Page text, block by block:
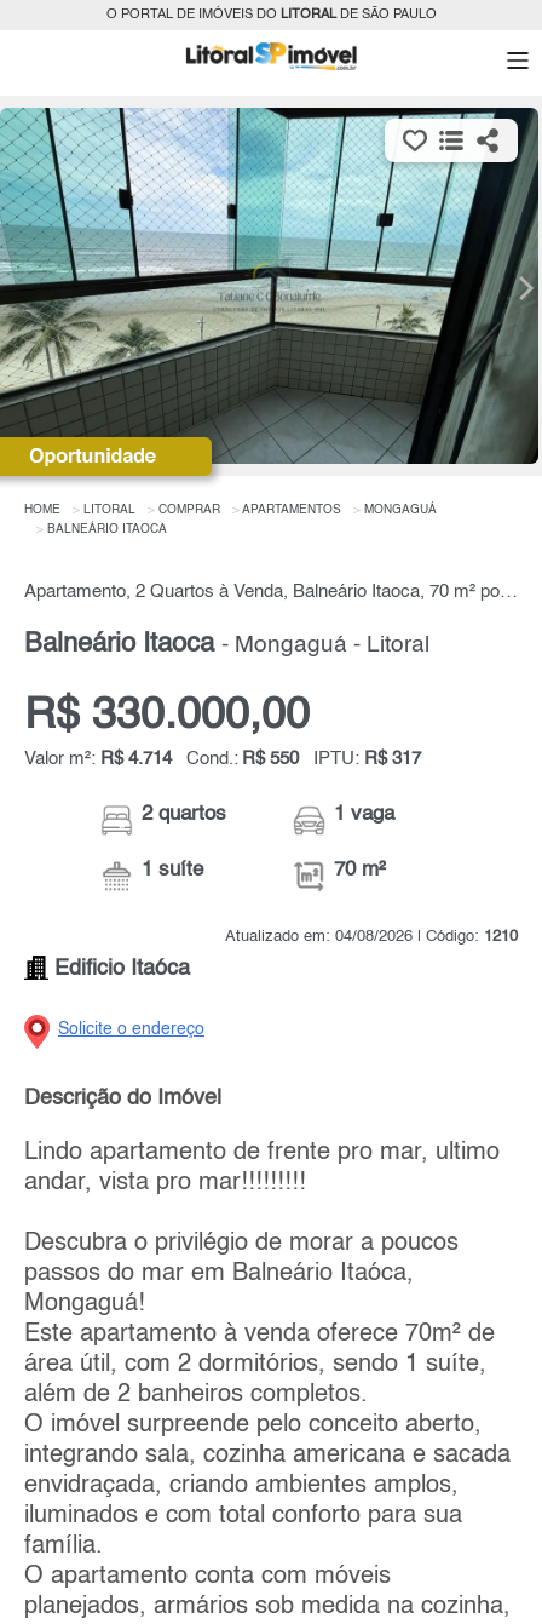
O PORTAL DE IMÓVEIS DO LITORALDE SÃO PAULO
HOME LITORAL COMPRAR APARTAMENTOS
MONGAGUÁ
BALNEÁRIO ITAOCA
Apartamento, 2 Quartos à Venda, Balneário Itaoca, 70 m² por R$ 330.000,00
Balneário Itaoca - Mongaguá - Litoral
R$ 330.000,00
Valor m²: R$ 4.714 Cond.: R$ 550 IPTU: R$ 317
2 quartos
1 suíte
1 vaga
70 m²
Atualizado em: 04/08/2026 | Código: 1210
Edificio Itaóca
Solicite o endereço
Descrição do Imóvel
Lindo apartamento de frente pro mar, ultimo
andar, vista pro mar!!!!!!!!!
Descubra o privilégio de morar a poucos
passos do mar em Balneário Itaóca,
Mongaguá!
Este apartamento à venda oferece 70m² de
área útil, com 2 dormitórios, sendo 1 suíte,
além de 2 banheiros completos.
O imóvel surpreende pelo conceito aberto,
integrando sala, cozinha americana e sacada
envidraçada, criando ambientes amplos,
iluminados e com total conforto para sua
família.
O apartamento conta com móveis
planejados, armários sob medida na cozinha,